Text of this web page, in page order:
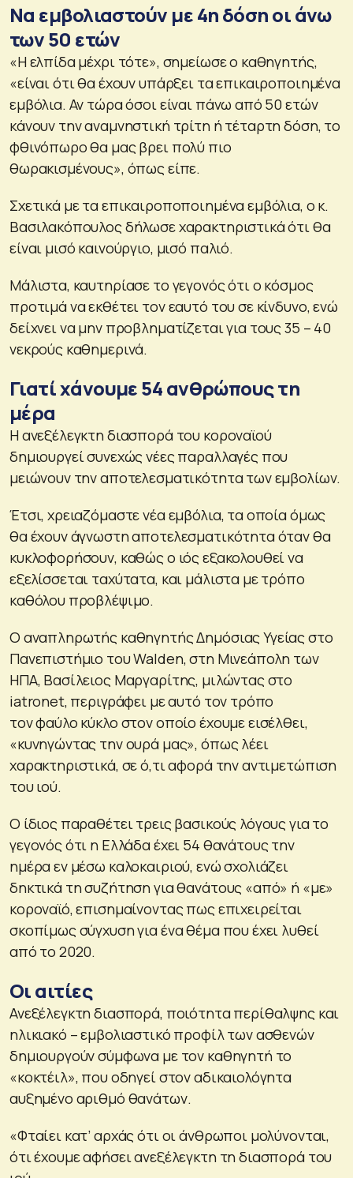
Να εμβολιαστούν με 4η δόση οι άνω
των 50 ετών
«Η ελπίδα μέχρι τότε», σημείωσε ο καθηγητής,
«είναι ότι θα έχουν υπάρξει τα επικαιροποιημένα
εμβόλια. Αν τώρα όσοι είναι πάνω από 50 ετών
κάνουν την αναμνηστική τρίτη ή τέταρτη δόση, το
φθινόπωρο θα μας βρει πολύ πιο
θωρακισμένους», όπως είπε.
Σχετικά με τα επικαιροποποιημένα εμβόλια, ο κ.
Βασιλακόπουλος δήλωσε χαρακτηριστικά ότι θα
είναι μισό καινούργιο, μισό παλιό.
Μάλιστα, καυτηρίασε το γεγονός ότι ο κόσμος
προτιμά να εκθέτει τον εαυτό του σε κίνδυνο, ενώ
δείχνει να μην προβληματίζεται για τους 35 – 40
νεκρούς καθημερινά.
Γιατί χάνουμε 54 ανθρώπους τη
μέρα
Η ανεξέλεγκτη διασπορά του κοροναϊού
δημιουργεί συνεχώς νέες παραλλαγές που
μειώνουν την αποτελεσματικότητα των εμβολίων.
Έτσι, χρειαζόμαστε νέα εμβόλια, τα οποία όμως
θα έχουν άγνωστη αποτελεσματικότητα όταν θα
κυκλοφορήσουν, καθώς ο ιός εξακολουθεί να
εξελίσσεται ταχύτατα, και μάλιστα με τρόπο
καθόλου προβλέψιμο.
Ο αναπληρωτής καθηγητής Δημόσιας Υγείας στο
Πανεπιστήμιο του Walden, στη Μινεάπολη των
ΗΠΑ, Βασίλειος Μαργαρίτης, μιλώντας στο
iatronet, περιγράφει με αυτό τον τρόπο
τον φαύλο κύκλο στον οποίο έχουμε εισέλθει,
«κυνηγώντας την ουρά μας», όπως λέει
χαρακτηριστικά, σε ό,τι αφορά την αντιμετώπιση
του ιού.
Ο ίδιος παραθέτει τρεις βασικούς λόγους για το
γεγονός ότι η Ελλάδα έχει 54 θανάτους την
ημέρα εν μέσω καλοκαιριού, ενώ σχολιάζει
δηκτικά τη συζήτηση για θανάτους «από» ή «με»
κοροναϊό, επισημαίνοντας πως επιχειρείται
σκοπίμως σύγχυση για ένα θέμα που έχει λυθεί
από το 2020.
Οι αιτίες
Ανεξέλεγκτη διασπορά, ποιότητα περίθαλψης και
ηλικιακό – εμβολιαστικό προφίλ των ασθενών
δημιουργούν σύμφωνα με τον καθηγητή το
«κοκτέιλ», που οδηγεί στον αδικαιολόγητα
αυξημένο αριθμό θανάτων.
«Φταίει κατ’ αρχάς ότι οι άνθρωποι μολύνονται,
ότι έχουμε αφήσει ανεξέλεγκτη τη διασπορά του